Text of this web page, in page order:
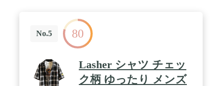
No.5 80
Lasher シャツ チェッ
ク柄 ゆったり メンズ